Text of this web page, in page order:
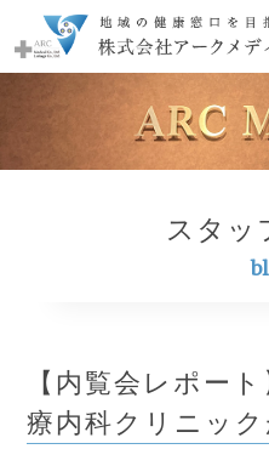
スタッ
【内覧会レポー
療内科クリニック